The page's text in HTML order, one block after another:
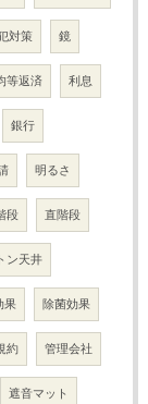
対策 鏡
等返済 利息
銀行
明るさ
段 直階段
ン天井
果 除菌効果
約 管理会社
遮音マット